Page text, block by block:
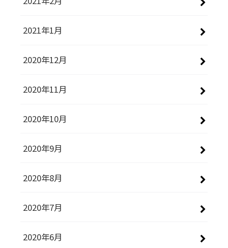
2021年1月
2020年12月
2020年11月
2020年10月
2020年9月
2020年8月
2020年7月
2020年6月